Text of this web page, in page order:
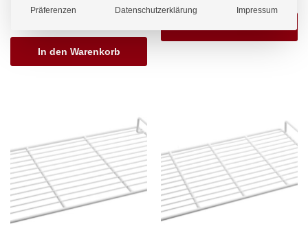
In den Warenkorb
Präferenzen Datenschutzerklärung Impressum